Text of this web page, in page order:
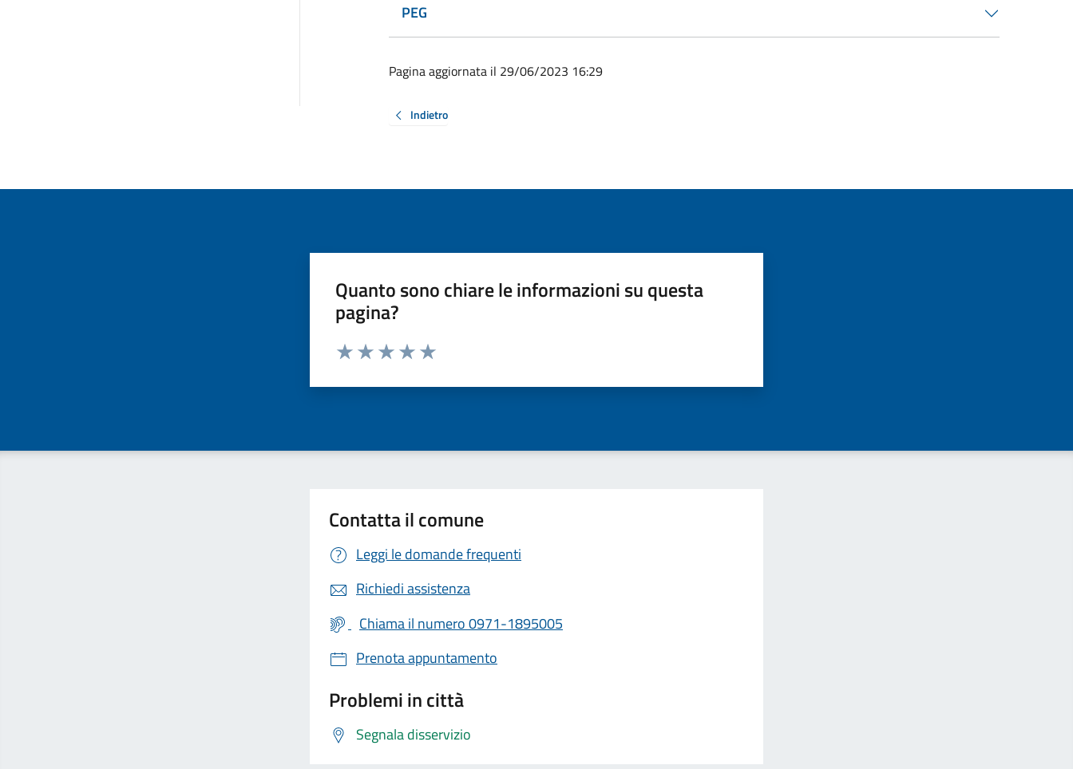
PEG
Pagina aggiornata il 29/06/2023 16:29
Indietro
Quanto sono chiare le informazioni su questa
pagina?
Valuta da 1 a 5 stelle la pagina
Contatta il comune
Leggi le domande frequenti
Richiedi assistenza
Chiama il numero 0971-1895005
Prenota appuntamento
Problemi in città
Segnala disservizio